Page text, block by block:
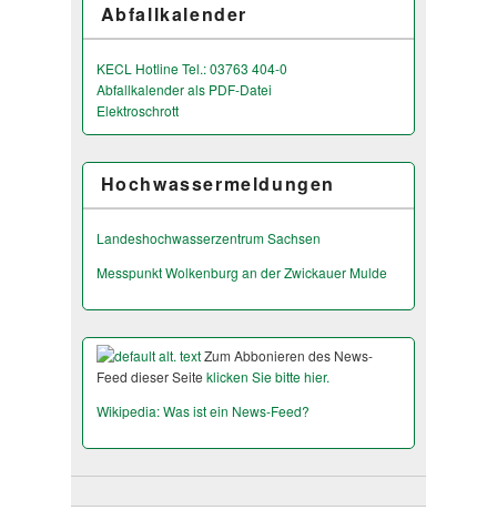
Abfallkalender
KECL Hotline Tel.: 03763 404-0
Abfallkalender als PDF-Datei
Elektroschrott
Hochwassermeldungen
Landeshochwas­serzentrum Sachsen
Messpunkt Wolkenburg an der Zwickauer Mulde
Zum Abbonieren des News-
Feed dieser Seite klicken Sie bitte hier.
Wikipedia: Was ist ein News-Feed?